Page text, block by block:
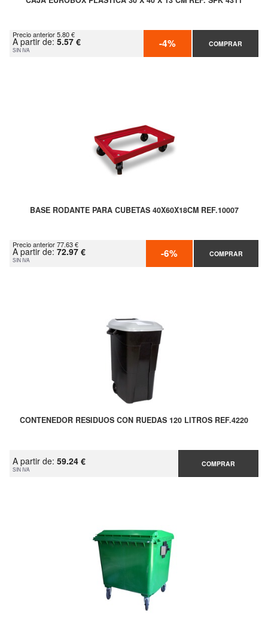
Precio anterior 5.80 €
A partir de: 5.57 €
SIN IVA -4% COMPRAR
BASE RODANTE PARA CUBETAS 40X60X18CM REF.10007
Precio anterior 77.63 €
A partir de: 72.97 €
SIN IVA -6% COMPRAR
CONTENEDOR RESIDUOS CON RUEDAS 120 LITROS REF.4220
A partir de: 59.24 €
SIN IVA
COMPRAR